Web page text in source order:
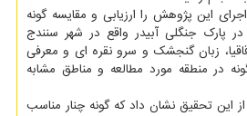
این پژوهش را ارزیابی و مقایسه گونه
پارک جنگلی آبیدر واقع در شهر سنندج
زبان گنجشک و سرو نقره ای و معرفی
در منطقه مورد مطالعه و مناطق مشابه
این تحقیق نشان داد که گونه چنار مناسب